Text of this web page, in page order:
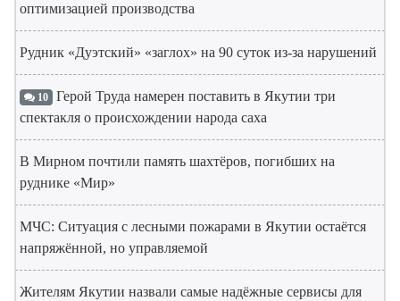
оптимизацией производства
Рудник «Дуэтский» «заглох» на 90 суток из-за нарушений
10 Герой Труда намерен поставить в Якутии три
спектакля о происхождении народа саха
В Мирном почтили память шахтёров, погибших на
руднике «Мир»
МЧС: Ситуация с лесными пожарами в Якутии остаётся
напряжённой, но управляемой
Жителям Якутии назвали самые надёжные сервисы для